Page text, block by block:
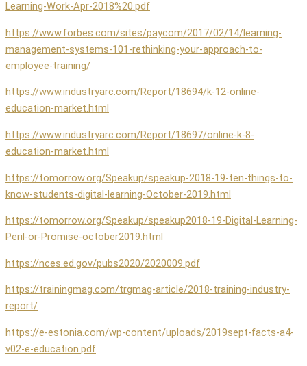
Learning-Work-Apr-2018%20.pdf
https://www.forbes.com/sites/paycom/2017/02/14/learning-
management-systems-101-rethinking-your-approach-to-
employee-training/
https://www.industryarc.com/Report/18694/k-12-online-
education-market.html
https://www.industryarc.com/Report/18697/online-k-8-
education-market.html
https://tomorrow.org/Speakup/speakup-2018-19-ten-things-to-
know-students-digital-learning-October-2019.html
https://tomorrow.org/Speakup/speakup2018-19-Digital-Learning-
Peril-or-Promise-october2019.html
https://nces.ed.gov/pubs2020/2020009.pdf
https://trainingmag.com/trgmag-article/2018-training-industry-
report/
https://e-estonia.com/wp-content/uploads/2019sept-facts-a4-
v02-e-education.pdf